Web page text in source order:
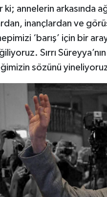
annelerin arkasında
inançlardan ve
‘barış’ için bir
Sırrı
sözünü